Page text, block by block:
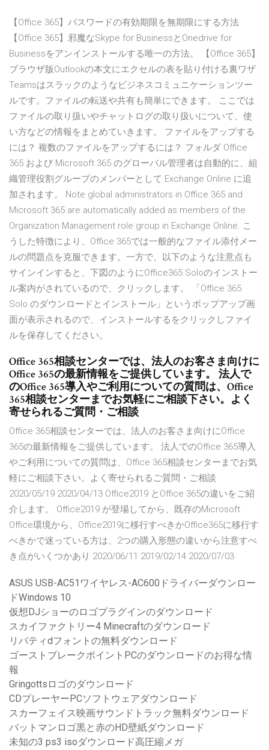
【Office 365】パスワードの有効期限を無期限にする方法
【Office 365】邪魔なSkype for BusinessとOnedrive for
Businessをアンインストールする唯一の方法。 【Office 365】
ブラウザ版Outlookの本文にエクセルの表を貼り付ける裏ワザ
Teamsはスラックのようなビジネスコミュニケーションツー
ルです。ファイルの転送や共有も簡単にできます。 ここでは
ファイルの取り扱いやチャットログの取り扱いについて、使
い方などの情報をまとめていきます。 ファイルをアップする
には？ 複数のファイルをアップするには？ フォルダ Office
365 および Microsoft 365 のグローバル管理者は自動的に、組
織管理役割グループのメンバーとして Exchange Online に追
加されます。 Note global administrators in Office 365 and
Microsoft 365 are automatically added as members of the
Organization Management role group in Exchange Online. こ
うした特徴により、Office 365では一般的なファイル添付メー
ルの問題点を克服できます。一方で、以下のような注意点も
サインインすると、下図のようにOffice365 Soloのインストー
ル案内がされているので、クリックします。 「Office 365
Solo のダウンロードとインストール」というポップアップ画
面が表示されるので、インストールするをクリックしファイ
ルを保存してください。
Office 365相談センターでは、法人のお客さま向けに
Office 365の最新情報をご提供しています。 法人で
のOffice 365導入やご利用についての質問は、Office
365相談センターまでお気軽にご相談下さい。よく
寄せられるご質問・ご相談
Office 365相談センターでは、法人のお客さま向けにOffice
365の最新情報をご提供しています。 法人でのOffice 365導入
やご利用についての質問は、Office 365相談センターまでお気
軽にご相談下さい。よく寄せられるご質問・ご相談
2020/05/19 2020/04/13 Office2019 とOffice 365の違いをご紹
介します。 Office2019 が登場してから、既存のMicrosoft
Office環境から、Office2019に移行すべきかOffice365に移行す
べきかで迷っている方は、2つの購入形態の違いから注意すべ
き点がいくつかあり 2020/06/11 2019/02/14 2020/07/03
ASUS USB-AC51ワイヤレス-AC600ドライバーダウンロー
ドWindows 10
仮想DJショーのロゴプラグインのダウンロード
スカイファクトリー4 Minecraftのダウンロード
リバティdフォントの無料ダウンロード
ゴーストブレークポイントPCのダウンロードのお得な情
報
Gringottsロゴのダウンロード
CDプレーヤーPCソフトウェアダウンロード
スカーフェイス映画サウンドトラック無料ダウンロード
バットマンロゴ黒と赤のHD壁紙ダウンロード
未知の3 ps3 isoダウンロード高圧縮メガ